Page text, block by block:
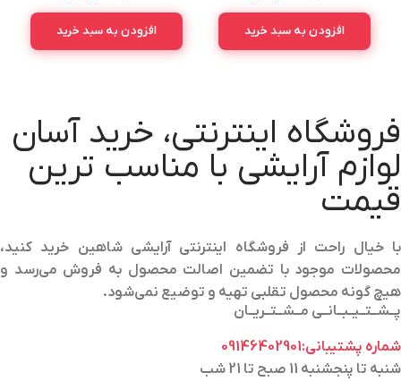
افزودن به سبد خرید افزودن به سبد خرید
فروشگاه اینترنتی، خرید آسان
لوازم آرایشی با مناسب ترین
قیمت
با خیال راحت از فروشگاه اینترنتی آرایشی شاهین خرید کنید،
محصولات موجود با تضمین اصالت محصول به فروش می‌رسد و
هیچ گونه محصول تقلبی تهیه و توضیع نمی‌شود.
پــشــتــیــبــانــی مــشــتــریــان
شماره پشتیبانی:09146402901
شنبه تا پنجشنبه 11 صبح تا 21 شب